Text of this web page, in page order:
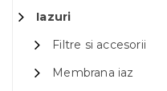
Iazuri
Filtre si accesorii
Membrana iaz